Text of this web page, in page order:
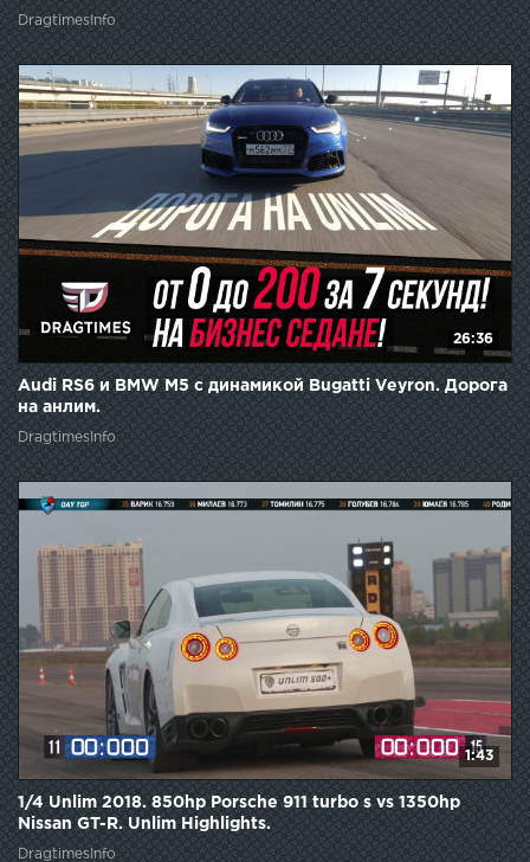
DragtimesInfo
26:36
Audi RS6 и BMW M5 с динамикой Bugatti Veyron. Дорога
на анлим.
DragtimesInfo
1:43
1/4 Unlim 2018. 850hp Porsche 911 turbo s vs 1350hp
Nissan GT-R. Unlim Highlights.
DragtimesInfo